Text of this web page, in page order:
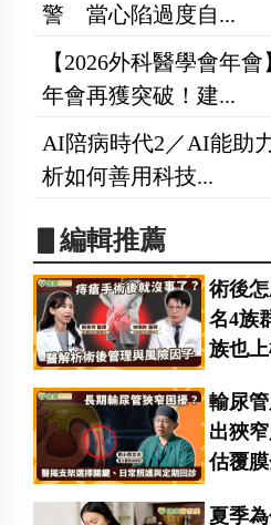
警 當心陷過度自...
【2026外科醫學會年
年會再獲突破！建...
AI陪病時代2／AI能助
析如何善用科技...
▋編輯推薦
術後
名4族
族也
輸尿
出狹
估覆
夏季